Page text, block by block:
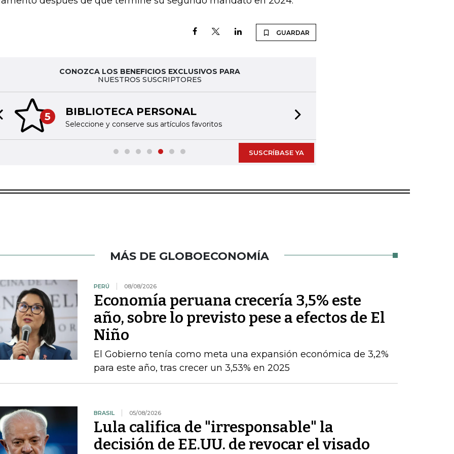
GUARDAR
CONOZCA LOS BENEFICIOS EXCLUSIVOS PARA
NUESTROS SUSCRIPTORES
5 BIBLIOTECA PERSONAL
Seleccione y conserve sus artículos favoritos
slide
SUSCRÍBASE YA
MÁS DE GLOBOECONOMÍA
PERÚ 08/08/2026
Economía peruana crecería 3,5% este
año, sobre lo previsto pese a efectos de El
Niño
El Gobierno tenía como meta una expansión económica de 3,2%
para este año, tras crecer un 3,53% en 2025
BRASIL 05/08/2026
Lula califica de "irresponsable" la
decisión de EE.UU. de revocar el visado